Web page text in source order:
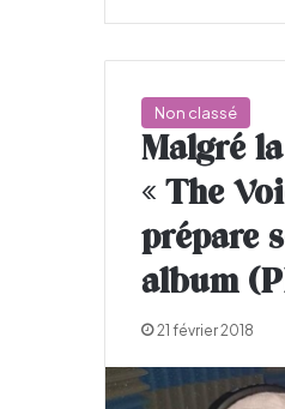
Non classé
Malgré
« The
prépare
album
21 février 2018